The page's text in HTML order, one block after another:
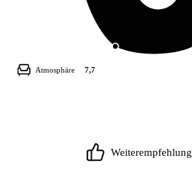
Atmosphäre 7,7
Weiterempfehlung